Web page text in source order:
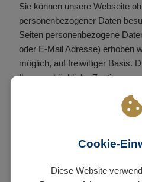
Sie können unsere Webseite
personenbezogener Daten
Seiten personenbezogene
oder E-Mail Adresse) erhoben
möglich, auf freiwilliger Basis.
Ihre ausdrückliche
Vertragsverhältnis begründet,
geändert werden soll oder Sie
Ihnen, soweit dies zu diesen
personenbezogene Daten
Cookie-
Diese Website